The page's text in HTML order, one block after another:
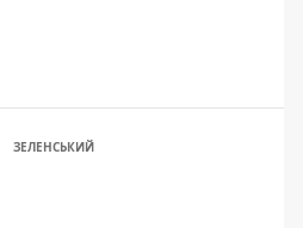
ЗЕЛЕНСЬКИЙ